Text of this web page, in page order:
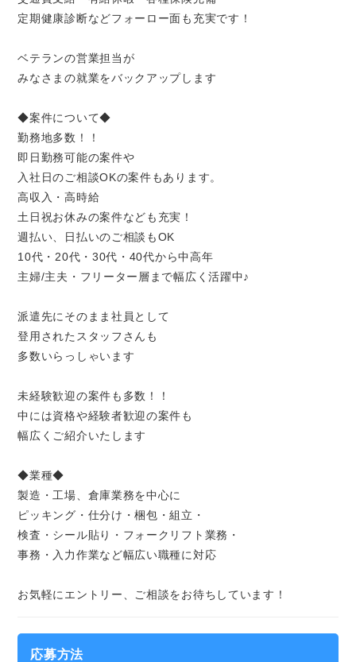
定期健康診断などフォーロー面も充実です！
ベテランの営業担当が
みなさまの就業をバックアップします
◆案件について◆
勤務地多数！！
即日勤務可能の案件や
入社日のご相談OKの案件もあります。
高収入・高時給
土日祝お休みの案件なども充実！
週払い、日払いのご相談もOK
10代・20代・30代・40代から中高年
主婦/主夫・フリーター層まで幅広く活躍中♪
派遣先にそのまま社員として
登用されたスタッフさんも
多数いらっしゃいます
未経験歓迎の案件も多数！！
中には資格や経験者歓迎の案件も
幅広くご紹介いたします
◆業種◆
製造・工場、倉庫業務を中心に
ピッキング・仕分け・梱包・組立・
検査・シール貼り・フォークリフト業務・
事務・入力作業など幅広い職種に対応
お気軽にエントリー、ご相談をお待ちしています！
応募方法